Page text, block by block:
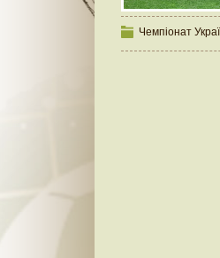
Чемпіонат